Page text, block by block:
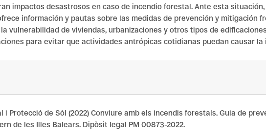
impactos desastrosos en caso de incendio forestal. Ante esta situación,
información y pautas sobre las medidas de prevención y mitigación
vulnerabilidad de viviendas, urbanizaciones y otros tipos de
para evitar que actividades antrópicas cotidianas puedan causar
i Protecció de Sòl (2022) Conviure amb els incendis forestals. Guia de
de les Illes Balears. Dipòsit legal PM 00873-2022.